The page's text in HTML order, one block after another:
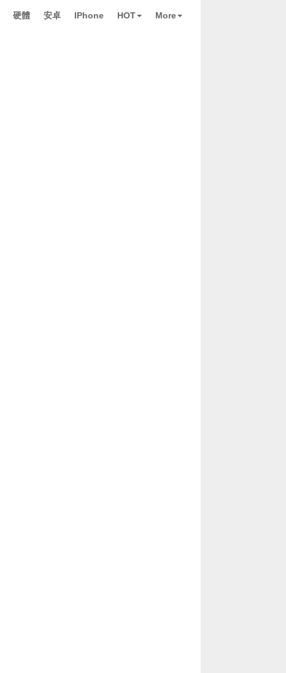
硬體 安卓 IPhone HOT More